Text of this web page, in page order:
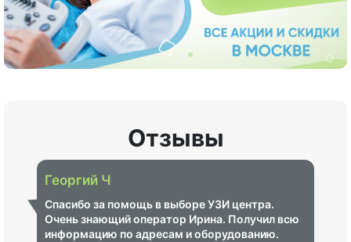
Отзывы
Георгий Ч
Спасибо за помощь в выборе УЗИ центра.
Очень знающий оператор Ирина. Получил всю
информацию по адресам и оборудованию.